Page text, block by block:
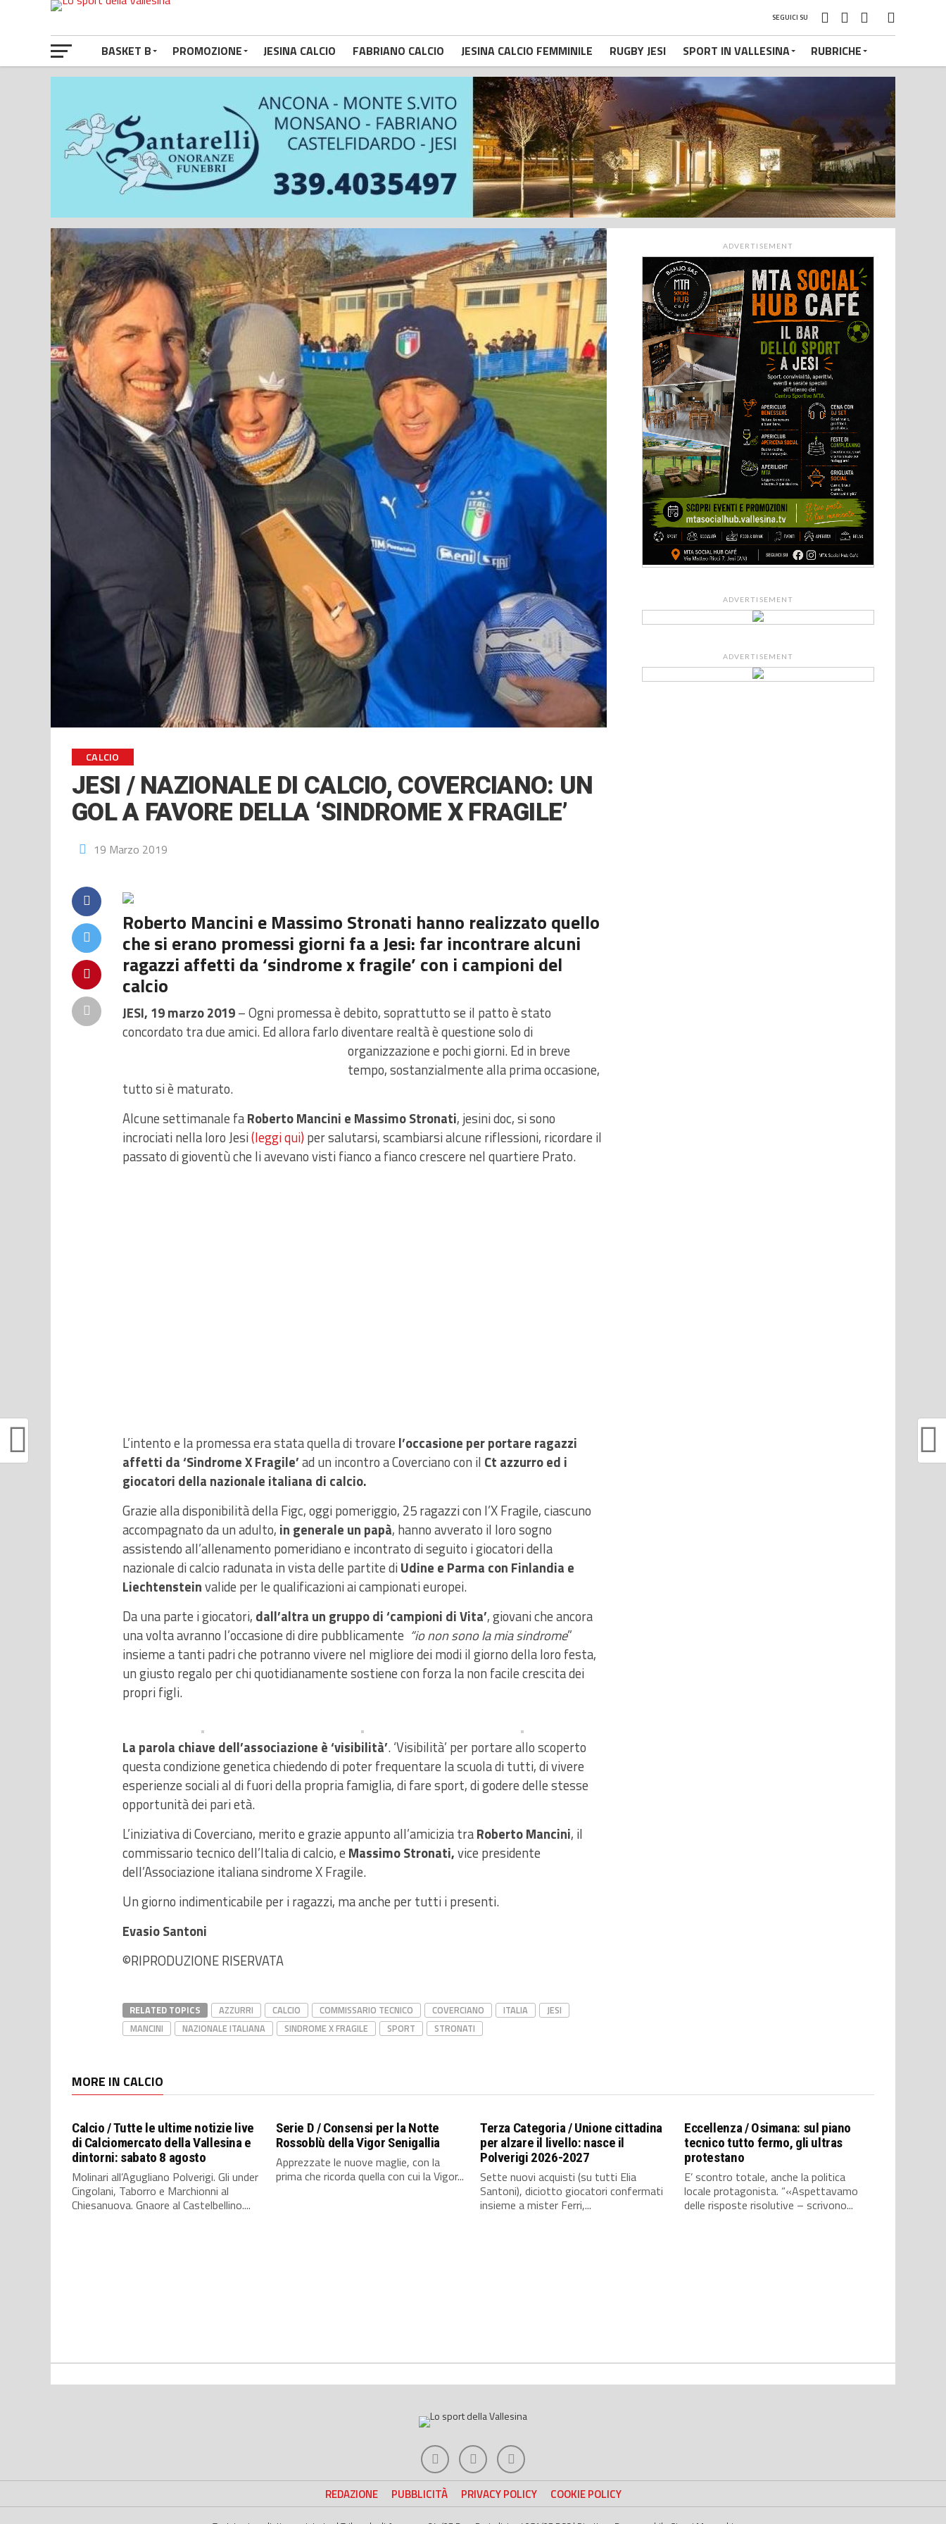
SEGUICI SU
BASKET B PROMOZIONE JESINA CALCIO FABRIANO CALCIO JESINA CALCIO FEMMINILE RUGBY JESI SPORT IN VALLESINA RUBRICHE
CALCIO
JESI / NAZIONALE DI CALCIO, COVERCIANO: UN
GOL A FAVORE DELLA ‘SINDROME X FRAGILE’
19 Marzo 2019
Roberto Mancini e Massimo Stronati hanno realizzato quello
che si erano promessi giorni fa a Jesi: far incontrare alcuni
ragazzi affetti da ‘sindrome x fragile’ con i campioni del
calcio
JESI, 19 marzo 2019– Ogni promessa è debito, soprattutto se il patto è stato
concordato tra due amici. Ed allora farlo diventare realtà è questione solo di
organizzazione e pochi giorni. Ed in breve
tempo, sostanzialmente alla prima occasione,
tutto si è maturato.
Alcune settimanale faRoberto Mancini e Massimo Stronati, jesini doc, si sono
incrociati nella loro Jesi(leggi qui) per salutarsi, scambiarsi alcune riflessioni, ricordare il
passato di gioventù che li avevano visti fianco a fianco crescere nel quartiere Prato.
L’intento e la promessa era stata quella di trovare l’occasione per portare ragazzi
affetti da ‘Sindrome X Fragile’ad un incontro a Coverciano con il Ct azzurro ed i
giocatori della nazionale italiana di calcio.
Grazie alla disponibilità della Figc, oggi pomeriggio, 25 ragazzi con l’X Fragile, ciascuno
accompagnato da un adulto, in generale un papà, hanno avverato il loro sogno
assistendo all’allenamento pomeridiano e incontrato di seguito i giocatori della
nazionale di calcio radunata in vista delle partite diUdine e Parma con Finlandia e
Liechtensteinvalide per le qualificazioni ai campionati europei.
Da una parte i giocatori, dall’altra un gruppo di ‘campioni di Vita’, giovani che ancora
una volta avranno l’occasione di dire pubblicamente “io non sono la mia sindrome”
insieme a tanti padri che potranno vivere nel migliore dei modi il giorno della loro festa,
un giusto regalo per chi quotidianamente sostiene con forza la non facile crescita dei
propri figli.
La parola chiave dell’associazione è ‘visibilità’. ‘Visibilità’ per portare allo scoperto
questa condizione genetica chiedendo di poter frequentare la scuola di tutti, di vivere
esperienze sociali al di fuori della propria famiglia, di fare sport, di godere delle stesse
opportunità dei pari età.
L’iniziativa di Coverciano, merito e grazie appunto all’amicizia traRoberto Mancini, il
commissario tecnico dell’Italia di calcio, e Massimo Stronati,vice presidente
dell’Associazione italiana sindrome X Fragile.
Un giorno indimenticabile per i ragazzi, ma anche per tutti i presenti.
Evasio Santoni
©RIPRODUZIONE RISERVATA
RELATED TOPICS AZZURRI CALCIO COMMISSARIO TECNICO COVERCIANO ITALIA
JESI
MANCINI
NAZIONALE ITALIANA SINDROME X FRAGILE SPORT STRONATI
ADVERTISEMENT
ADVERTISEMENT
ADVERTISEMENT
MORE IN CALCIO
Calcio / Tutte le ultime notizie live
di Calciomercato della Vallesina e
dintorni: sabato 8 agosto
Molinari all’Agugliano Polverigi. Gli under
Cingolani, Taborro e Marchionni al
Chiesanuova. Gnaore al Castelbellino....
Serie D / Consensi per la Notte
Rossoblù della Vigor Senigallia
Apprezzate le nuove maglie, con la
prima che ricorda quella con cui la Vigor...
Terza Categoria / Unione cittadina
per alzare il livello: nasce il
Polverigi 2026-2027
Sette nuovi acquisti (su tutti Elia
Santoni), diciotto giocatori confermati
insieme a mister Ferri,...
Eccellenza / Osimana: sul piano
tecnico tutto fermo, gli ultras
protestano
E’ scontro totale, anche la politica
locale protagonista. “«Aspettavamo
delle risposte risolutive – scrivono...
REDAZIONE PUBBLICITÀ PRIVACY POLICY COOKIE POLICY